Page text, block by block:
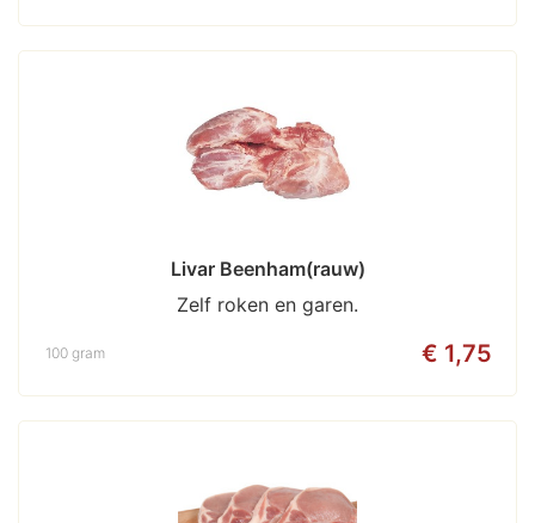
Livar Beenham(rauw)
Zelf roken en garen.
€ 1,75
100 gram